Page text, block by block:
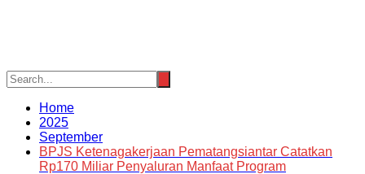
Home
2025
September
BPJS Ketenagakerjaan Pematangsiantar Catatkan
Rp170 Miliar Penyaluran Manfaat Program